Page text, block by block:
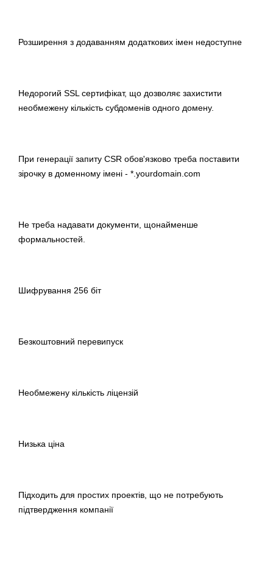
Розширення з додаванням додаткових імен недоступне
Недорогий SSL сертифікат, що дозволяє захистити
необмежену кількість субдоменів одного домену.
При генерації запиту CSR обов'язково треба поставити
зірочку в доменному імені - *.yourdomain.com
Не треба надавати документи, щонайменше
формальностей.
Шифрування 256 біт
Безкоштовний перевипуск
Необмежену кількість ліцензій
Низька ціна
Підходить для простих проектів, що не потребують
підтвердження компанії